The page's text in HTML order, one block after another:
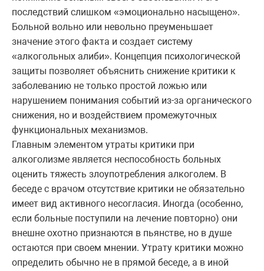
последствий слишком «эмоционально насыщено».
Больной вольно или невольно преуменьшает
значение этого факта и создает систему
«алкогольных алиби». Концепция психологической
защиты позволяет объяснить снижение критики к
заболеванию не только простой ложью или
нарушением понимания событий из-за органического
снижения, но и воздействием промежуточных
функциональных механизмов.
Главным элементом утраты критики при
алкоголизме является неспособность больных
оценить тяжесть злоупотребления алкоголем. В
беседе с врачом отсутствие критики не обязательно
имеет вид активного несогласия. Иногда (особенно,
если больные поступили на лечение повторно) они
внешне охотно признаются в пьянстве, но в душе
остаются при своем мнении. Утрату критики можно
определить обычно не в прямой беседе, а в иной